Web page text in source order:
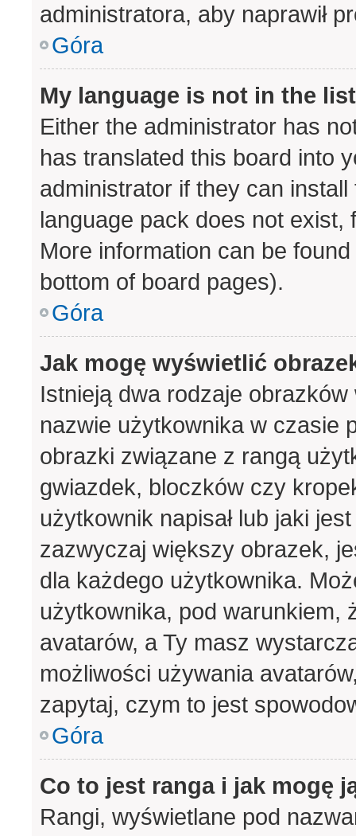
administratora, aby naprawił
Góra
My language is not in the
Either the administrator has
has translated this board into
administrator if they can
language pack does not
More information can be
bottom of board pages).
Góra
Jak mogę wyświetlić
Istnieją dwa rodzaje
nazwie użytkownika w czasie
obrazki związane z rangą
gwiazdek, bloczków czy
użytkownik napisał lub jaki
zazwyczaj większy obrazek,
dla każdego użytkownika.
użytkownika, pod warunkiem,
avatarów, a Ty masz
możliwości używania
zapytaj, czym to jest
Góra
Co to jest ranga i jak mogę
Rangi, wyświetlane pod